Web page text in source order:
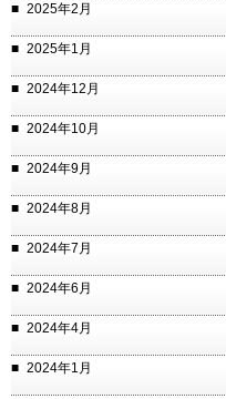
2025年2月
2025年1月
2024年12月
2024年10月
2024年9月
2024年8月
2024年7月
2024年6月
2024年4月
2024年1月